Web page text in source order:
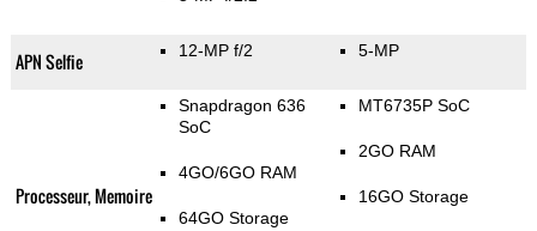
APN Selfie 12-MP f/2 5-MP
Processeur, Memoire
Snapdragon 636
SoC
4GO/6GO RAM
64GO Storage
MT6735P SoC
2GO RAM
16GO Storage